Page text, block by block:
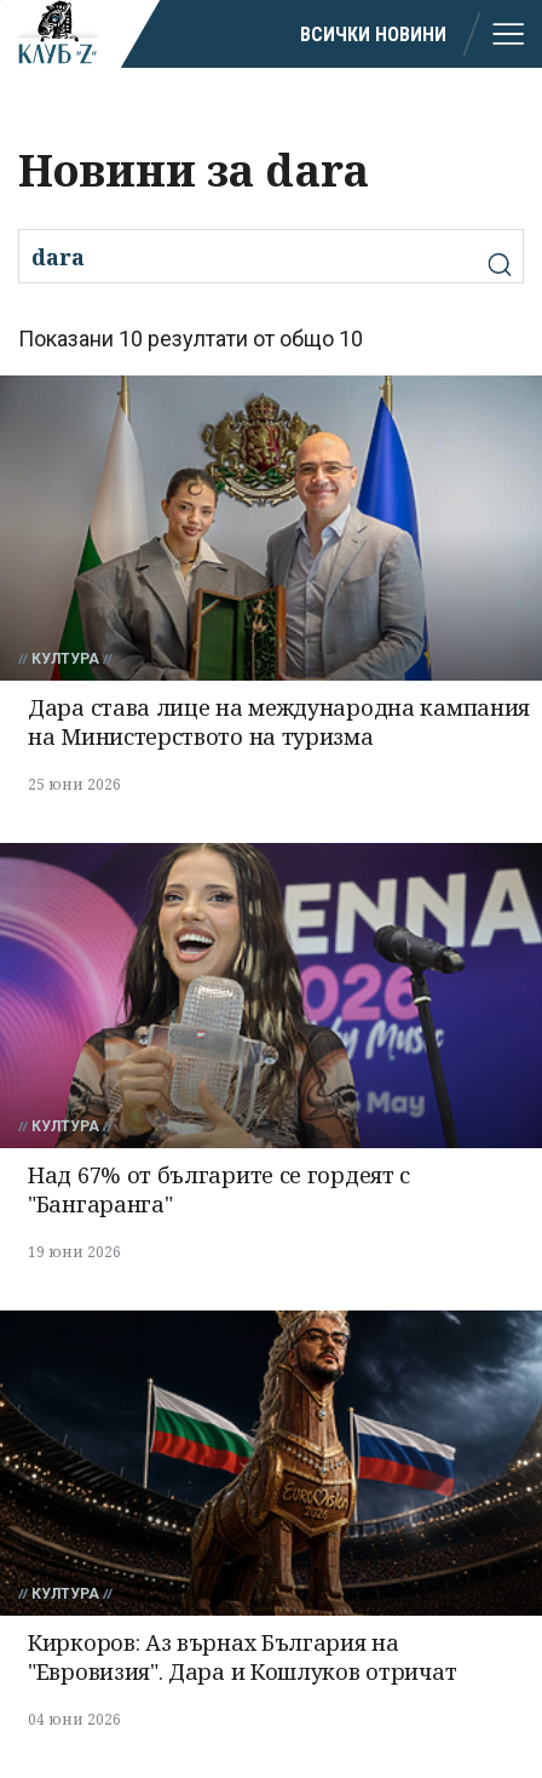
ВСИЧКИ НОВИНИ
Новини за dara
Показани 10 резултати от общо 10
КУЛТУРА
Дара става лице на международна кампания
на Министерството на туризма
25 юни 2026
КУЛТУРА
Над 67% от българите се гордеят с
"Бангаранга"
19 юни 2026
КУЛТУРА
Киркоров: Аз върнах България на
"Евровизия". Дара и Кошлуков отричат
04 юни 2026